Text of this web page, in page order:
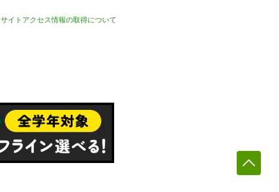
サイトアクセス情報の取得について